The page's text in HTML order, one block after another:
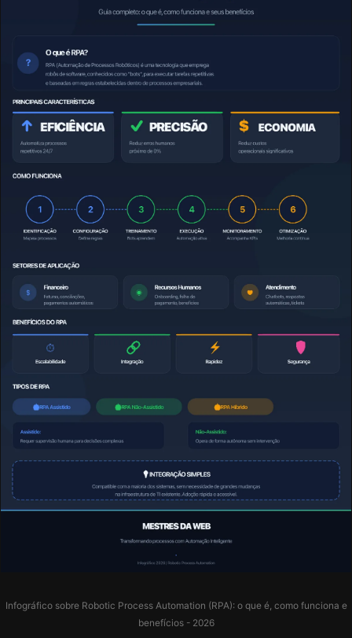
Infográfico sobre Robotic Process Automation (RPA): o que é, como funciona e
benefícios - 2026